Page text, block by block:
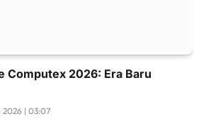
Computex 2026: Era Baru
2026 | 03:07